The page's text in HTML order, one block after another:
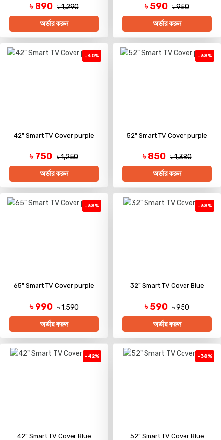
৳ 890 ৳ 1,290
অর্ডার করুন
৳ 590 ৳ 950
অর্ডার করুন
-40%
42" Smart TV Cover purple
৳ 750 ৳ 1,250
অর্ডার করুন
-38%
52" Smart TV Cover purple
৳ 850 ৳ 1,380
অর্ডার করুন
-38%
65" Smart TV Cover purple
৳ 990 ৳ 1,590
অর্ডার করুন
-38%
32" Smart TV Cover Blue
৳ 590 ৳ 950
অর্ডার করুন
-42%
42" Smart TV Cover Blue
-38%
52" Smart TV Cover Blue